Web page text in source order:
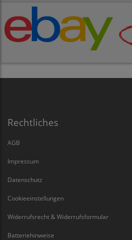
Rechtliches
AGB
Impressum
Datenschutz
Cookieeinstellungen
Widerrufsrecht & Widerrufsformular
Batteriehinweise